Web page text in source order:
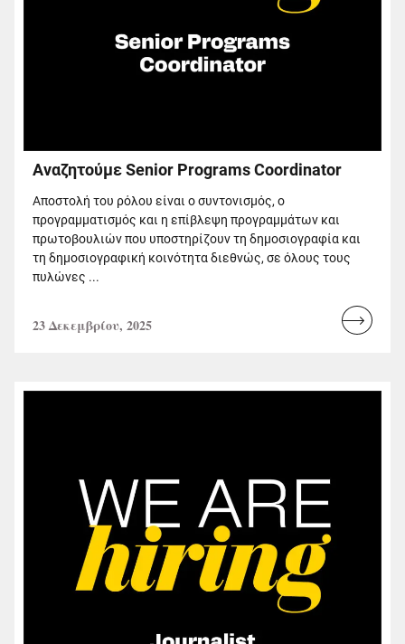
Αναζητούμε Senior Programs Coordinator
Αποστολή του ρόλου είναι ο συντονισμός, ο
προγραμματισμός και η επίβλεψη προγραμμάτων και
πρωτοβουλιών που υποστηρίζουν τη δημοσιογραφία και
τη δημοσιογραφική κοινότητα διεθνώς, σε όλους τους
πυλώνες ...
23 Δεκεμβρίου, 2025
Read